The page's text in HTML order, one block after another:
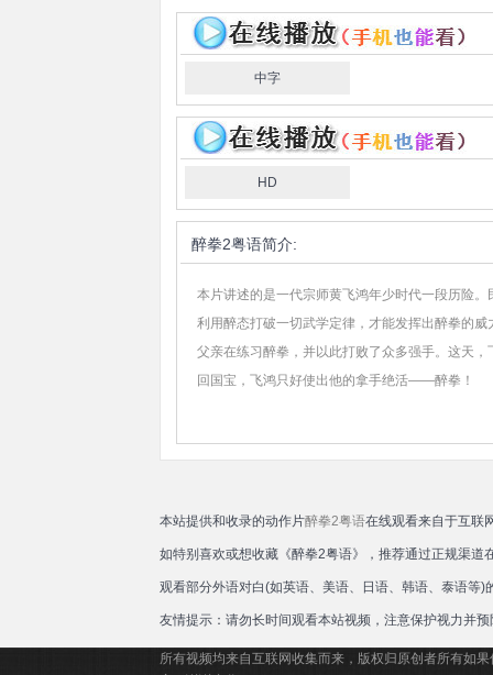
邓超 董子健 雷佳音 王圣
丁程鑫 王彦霖 邓飞 张
郭京飞 常远
成龙 梅艳芳 狄龙 黄日华
刘家良 卢惠光 钱嘉乐 翁
中字
HD
醉拳2粤语简介:
本片讲述的是一代宗师黄飞鸿年少时代一段历险
利用醉态打破一切武学定律，才能发挥出醉拳的
父亲在练习醉拳，并以此打败了众多强手。这天
回国宝，飞鸿只好使出他的拿手绝活——醉拳！
本站提供和收录的动作片醉拳2粤语在线观看来自于互联
如特别喜欢或想收藏《醉拳2粤语》，推荐通过正规渠道
观看部分外语对白(如英语、美语、日语、韩语、泰语等
友情提示：请勿长时间观看本站视频，注意保护视力并预
所有视频均来自互联网收集而来，版权归原创者所有如